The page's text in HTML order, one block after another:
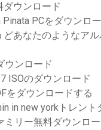
ダウンロード
PCをダウンロ
どあなたのようなア
ウンロード
ISOのダウンロード
をダウンロードする
in new yorkトレント
ミリー無料ダウンロ